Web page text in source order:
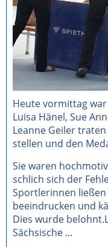
Heute vormittag
Luisa Hänel, Sue
Leanne Geiler
stellen und den
Sie waren
schlich sich der
Sportlerinnen
beeindrucken und
Dies wurde
Sächsische ...